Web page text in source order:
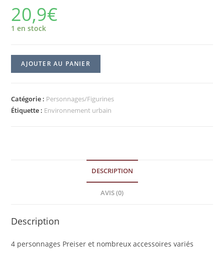
20,9€
1 en stock
AJOUTER AU PANIER
Catégorie : Personnages/Figurines
Étiquette : Environnement urbain
DESCRIPTION
AVIS (0)
Description
4 personnages Preiser et nombreux accessoires variés